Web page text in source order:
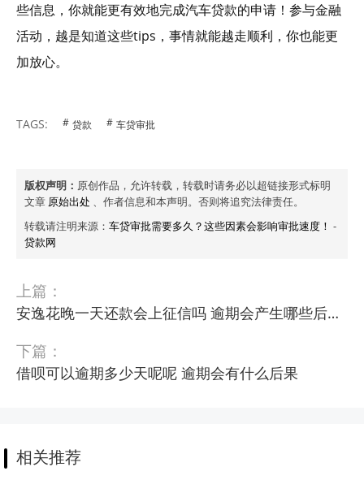
些信息，你就能更有效地完成汽车贷款的申请！参与金融
活动，越是知道这些tips，事情就能越走顺利，你也能更
加放心。
TAGS: 贷款 车贷审批
版权声明： 原创作品，允许转载，转载时请务必以超链接形式标明
文章 原始出处 、作者信息和本声明。否则将追究法律责任。
转载请注明来源： 车贷审批需要多久？这些因素会影响审批速度！ -
贷款网
上篇：
安逸花晚一天还款会上征信吗 逾期会产生哪些后果呢
下篇：
借呗可以逾期多少天呢呢 逾期会有什么后果
相关推荐